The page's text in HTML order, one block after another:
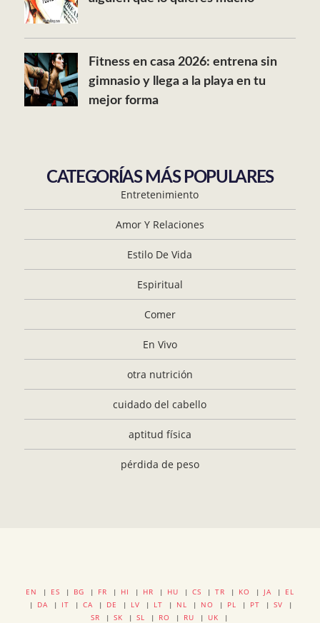
Fitness en casa 2026: entrena sin
gimnasio y llega a la playa en tu
mejor forma
CATEGORÍAS MÁS POPULARES
Entretenimiento
Amor Y Relaciones
Estilo De Vida
Espiritual
Comer
En Vivo
otra nutrición
cuidado del cabello
aptitud física
pérdida de peso
EN | ES | BG | FR | HI | HR | HU | CS | TR | KO | JA | EL
| DA | IT | CA | DE | LV | LT | NL | NO | PL | PT | SV |
SR | SK | SL | RO | RU | UK |